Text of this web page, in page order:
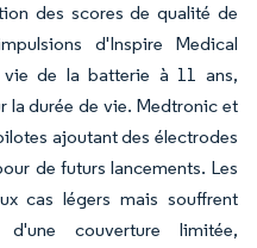
des scores de qualité de
d'Inspire Medical
de la batterie à 11 ans,
la durée de vie. Medtronic et
ajoutant des électrodes
de futurs lancements. Les
cas légers mais souffrent
couverture limitée,